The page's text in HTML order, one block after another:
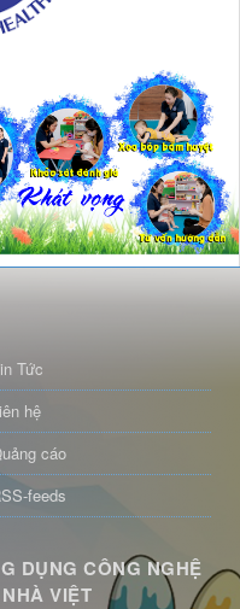
Tức
hệ
cáo
feeds
DỤNG CÔNG NGHỆ
VIỆT